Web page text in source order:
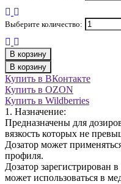
Выберите количество:
В корзину
В корзину
Купить в ВКонтакте
Купить в OZON
Купить в Wildberries
1. Назначение:
Предназначены для
вязкость которых не
Дозатор может
профиля.
Дозатор зарегистрирован
может использоваться в